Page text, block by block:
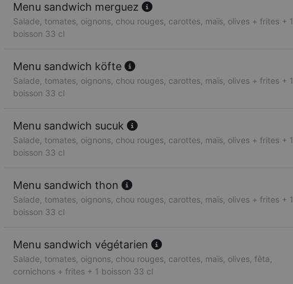
Menu sandwich merguez
Salade, tomates, oignons, chou rouges, carottes, maïs, olives + frites + 1
boisson 33 cl
Menu sandwich köfte
Salade, tomates, oignons, chou rouges, carottes, maïs, olives + frites + 1
boisson 33 cl
Menu sandwich sucuk
Salade, tomates, oignons, chou rouges, carottes, maïs, olives + frites + 1
boisson 33 cl
Menu sandwich thon
Salade, tomates, oignons, chou rouges, carottes, maïs, olives + frites + 1
boisson 33 cl
Menu sandwich végétarien
Salade, tomates, oignons, chou rouges, carottes, maïs, olives, fêta,
cornichons + frites + 1 boisson 33 cl